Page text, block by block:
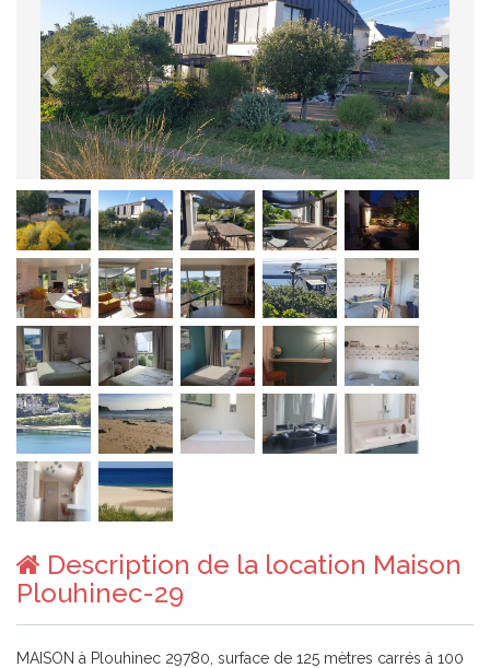
Description de la location Maison
Plouhinec-29
MAISON à Plouhinec 29780, surface de 125 mètres carrés à 100